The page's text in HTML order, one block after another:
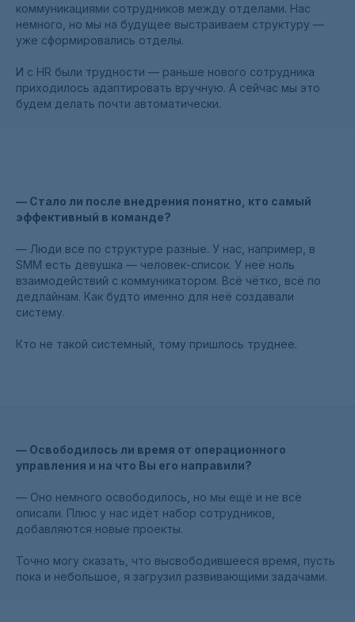
коммуникациями сотрудников между отделами. Нас
немного, но мы на будущее выстраиваем структуру —
уже сформировались отделы.
И с HR были трудности — раньше нового сотрудника
приходилось адаптировать вручную. А сейчас мы это
будем делать почти автоматически.
— Стало ли после внедрения понятно, кто самый
эффективный в команде?
— Люди все по структуре разные. У нас, например, в
SMM есть девушка — человек-список. У неё ноль
взаимодействий с коммуникатором. Всё чётко, всё по
дедлайнам. Как будто именно для неё создавали
систему.
Кто не такой системный, тому пришлось труднее.
— Освободилось ли время от операционного
управления и на что Вы его направили?
— Оно немного освободилось, но мы ещё и не всё
описали. Плюс у нас идёт набор сотрудников,
добавляются новые проекты.
Точно могу сказать, что высвободившееся время, пусть
пока и небольшое, я загрузил развивающими задачами.